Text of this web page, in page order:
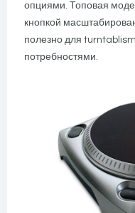
опциями. Топовая
кнопкой
полезно для
потребностями.